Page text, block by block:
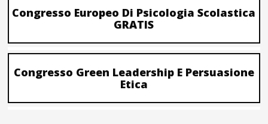
Congresso Europeo Di Psicologia Scolastica
GRATIS
Congresso Green Leadership E Persuasione
Etica